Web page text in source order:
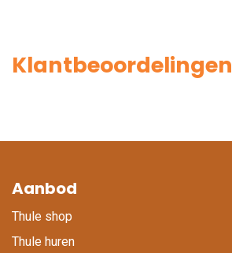
Klantbeoordelingen
Aanbod
Thule shop
Thule huren